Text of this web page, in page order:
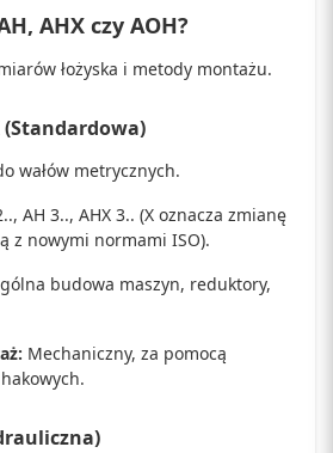
AHX czy AOH?
łożyska i metody montażu.
(Standardowa)
wałów metrycznych.
AH 3.., AHX 3.. (X oznacza zmianę
z nowymi normami ISO).
budowa maszyn, reduktory,
Mechaniczny, za pomocą